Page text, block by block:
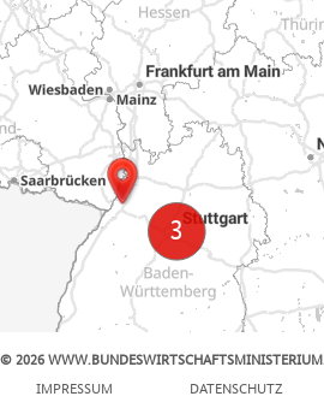
© 2026
IMPRESSUM
DATENSCHUTZ